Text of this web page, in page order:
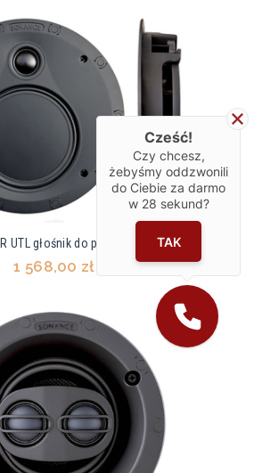
UTL głośnik do płytkiej zabudowy
1 568,00 zł
Cześć!
Czy chcesz,
żebyśmy oddzwonili
do Ciebie za darmo
w 28 sekund?
TAK